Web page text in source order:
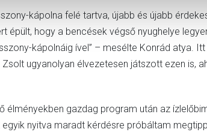
kápolna felé tartva, újabb és újabb
hogy a bencések végső nyughelye
kápolnáig ível” – mesélte Konrád atya.
ugyanolyan élvezetesen játszott ezen is,
élményekben gazdag program után az
nyitva maradt kérdésre próbáltam